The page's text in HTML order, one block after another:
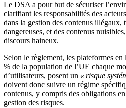
Le DSA a pour but de sécuriser
clarifiant les responsabilités des
dans la gestion des contenus illégaux,
dangereuses, et des contenus
discours haineux.
Selon le règlement, les plateformes
% de la population de l’UE chaque
d’utilisateurs, posent un « risque
doivent donc suivre un régime
contenus, y compris des obligations
gestion des risques.